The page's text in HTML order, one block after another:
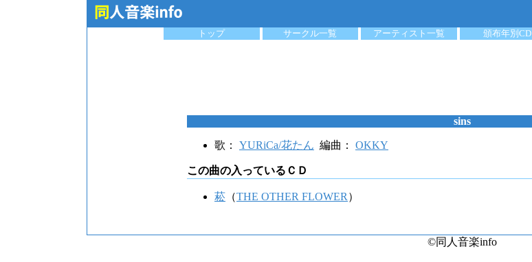
トップ
サークル一覧 アーティスト一覧 頒布年別CD
sins
歌： YURiCa/花たん 編曲： OKKY
この曲の入っているＣＤ
菘 （THE OTHER FLOWER ）
©同人音楽info